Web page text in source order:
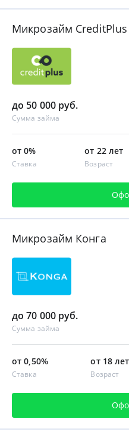
Микрозайм CreditPlus
до 50 000 руб.
Сумма займа
от 0%
Ставка
от 22 лет
Возраст
Микрозайм Конга
до 70 000 руб.
Сумма займа
от 0,50%
Ставка
от 18 лет
Возраст